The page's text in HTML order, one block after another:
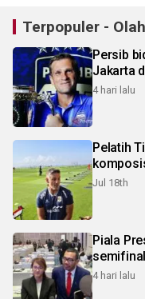
Terpopuler -
Persib
Jakarta
4 hari lalu
Pelatih
Jul 18th
Piala
semifinal
4 hari lalu